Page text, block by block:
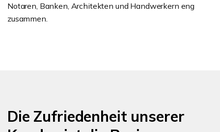
Notaren, Banken, Architekten und Handwerkern eng
zusammen.
Die Zufriedenheit unserer